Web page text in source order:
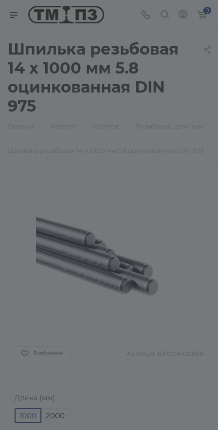
0
Шпилька резьбовая
14 х 1000 мм 5.8
оцинкованная DIN
975
В избранное Артикул: ШРО14100058
Длина (мм)
1000 2000